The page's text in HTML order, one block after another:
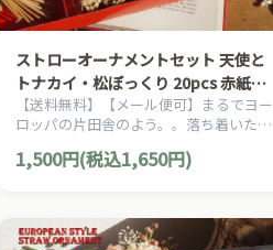
ストローオーナメントセット 天使と
トナカイ・松ぼっくり 20pcs 赤紙箱S
6cm 白糸 クリスマス
【送料無料】【メール便可】まるでヨー
ロッパの片田舎のよう。。落ち着いた雰
アン・カントリー・スタイルのクリスマ
1,500円(税込1,650円)